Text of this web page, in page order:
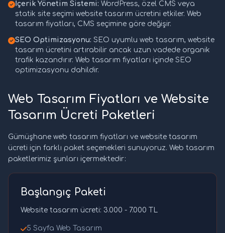
İçerik Yönetim Sistemi: WordPress, özel CMS veya
statik site seçimi website tasarım ücretini etkiler. Web
tasarım fiyatları, CMS seçimine göre değişir.
SEO Optimizasyonu: SEO uyumlu web tasarım, website
tasarım ücretini artırabilir ancak uzun vadede organik
trafik kazandırır. Web tasarım fiyatları içinde SEO
optimizasyonu dahildir.
Web Tasarım Fiyatları ve Website
Tasarım Ücreti Paketleri
Gümüşhane web tasarım fiyatları ve website tasarım
ücreti için farklı paket seçenekleri sunuyoruz. Web tasarım
paketlerimiz şunları içermektedir:
Başlangıç Paketi
Website tasarım ücreti: 3.000 - 7.000 TL
5 Sayfa Web Tasarım